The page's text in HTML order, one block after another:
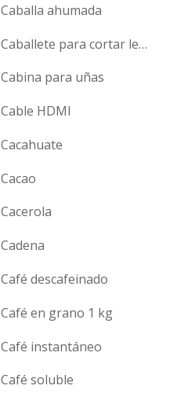
Caballa ahumada
Caballete para cortar leña
Cabina para uñas
Cable HDMI
Cacahuate
Cacao
Cacerola
Cadena
Café descafeinado
Café en grano 1 kg
Café instantáneo
Café soluble